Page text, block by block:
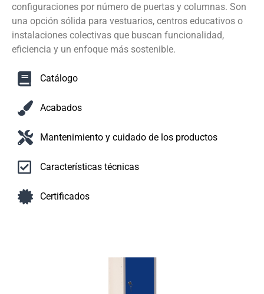
configuraciones por número de puertas y columnas. Son
una opción sólida para vestuarios, centros educativos o
instalaciones colectivas que buscan funcionalidad,
eficiencia y un enfoque más sostenible.
Catálogo
Acabados
Mantenimiento y cuidado de los productos
Características técnicas
Certificados